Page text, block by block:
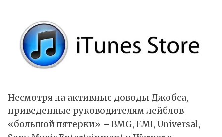
Несмотря на активные доводы Джобса,
приведенные руководителям лейблов
«большой пятерки» – BMG, EMI, Universal,